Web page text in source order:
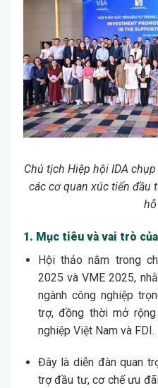
Chủ tịch Hiệp hội IDA
các cơ quan xúc tiến đầu
1. Mục tiêu và vai trò
Hội thảo nằm trong
2025 và VME 2025,
ngành công nghiệp
trợ, đồng thời mở
nghiệp Việt Nam và FDI.
Đây là diễn đàn quan
trợ đầu tư, cơ chế ưu